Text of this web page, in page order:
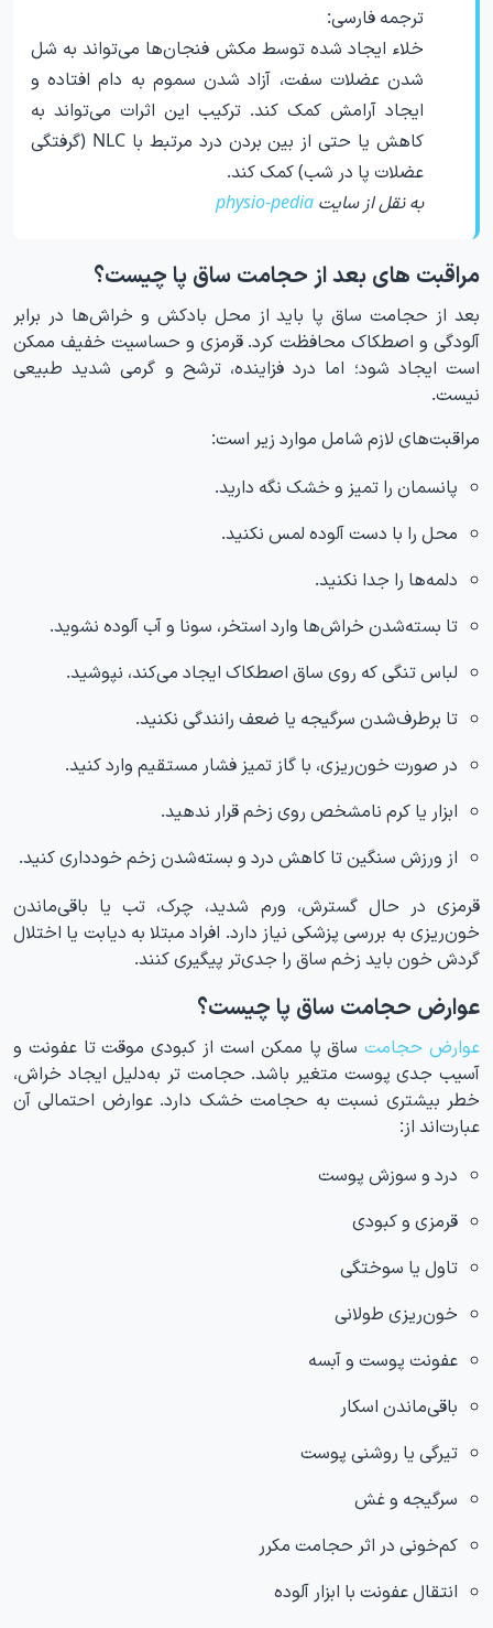
ترجمه فارسی:
خلاء ایجاد شده توسط مکش فنجان‌ها می‌تواند به شل
شدن عضلات سفت، آزاد شدن سموم به دام افتاده و
ایجاد آرامش کمک کند. ترکیب این اثرات می‌تواند به
کاهش یا حتی از بین بردن درد مرتبط با NLC (گرفتگی
عضلات پا در شب) کمک کند.
به نقل از سایت physio-pedia
مراقبت های بعد از حجامت ساق پا چیست؟
بعد از حجامت ساق پا باید از محل بادکش و خراش‌ها در برابر
آلودگی و اصطکاک محافظت کرد. قرمزی و حساسیت خفیف ممکن
است ایجاد شود؛ اما درد فزاینده، ترشح و گرمی شدید طبیعی
نیست.
مراقبت‌های لازم شامل موارد زیر است:
پانسمان را تمیز و خشک نگه دارید.
محل را با دست آلوده لمس نکنید.
دلمه‌ها را جدا نکنید.
تا بسته‌شدن خراش‌ها وارد استخر، سونا و آب آلوده نشوید.
لباس تنگی که روی ساق اصطکاک ایجاد می‌کند، نپوشید.
تا برطرف‌شدن سرگیجه یا ضعف رانندگی نکنید.
در صورت خون‌ریزی، با گاز تمیز فشار مستقیم وارد کنید.
ابزار یا کرم نامشخص روی زخم قرار ندهید.
از ورزش سنگین تا کاهش درد و بسته‌شدن زخم خودداری کنید.
قرمزی در حال گسترش، ورم شدید، چرک، تب یا باقی‌ماندن
خون‌ریزی به بررسی پزشکی نیاز دارد. افراد مبتلا به دیابت یا اختلال
گردش خون باید زخم ساق را جدی‌تر پیگیری کنند.
عوارض حجامت ساق پا چیست؟
عوارض حجامتساق پا ممکن است از کبودی موقت تا عفونت و
آسیب جدی پوست متغیر باشد. حجامت تر به‌دلیل ایجاد خراش،
خطر بیشتری نسبت به حجامت خشک دارد. عوارض احتمالی آن
عبارت‌اند از:
درد و سوزش پوست
قرمزی و کبودی
تاول یا سوختگی
خون‌ریزی طولانی
عفونت پوست و آبسه
باقی‌ماندن اسکار
تیرگی یا روشنی پوست
سرگیجه و غش
کم‌خونی در اثر حجامت مکرر
انتقال عفونت با ابزار آلوده